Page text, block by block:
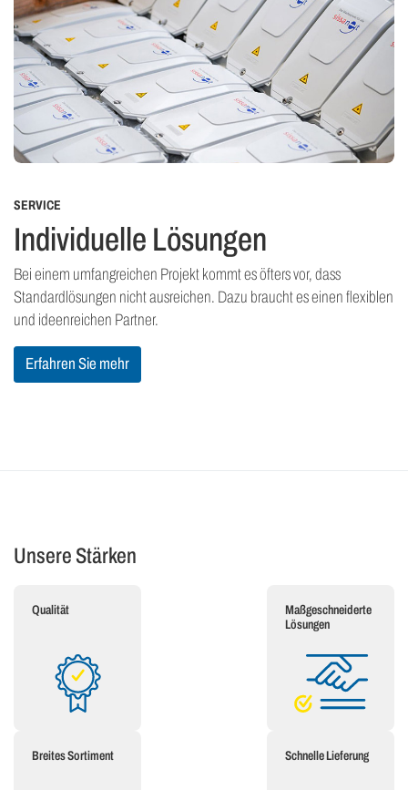
SERVICE
Individuelle Lösungen
Bei einem umfangreichen Projekt kommt es öfters vor, dass
Standardlösungen nicht ausreichen. Dazu braucht es einen flexiblen
und ideenreichen Partner.
Erfahren Sie mehr
Unsere Stärken
Qualität
Maßgeschneiderte
Lösungen
Breites Sortiment Schnelle Lieferung